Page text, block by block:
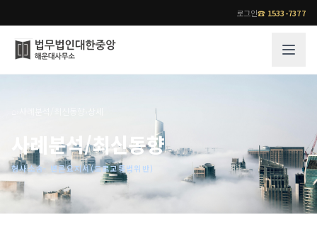
로그인☎ 1533-7377
오시는 길
통합검색
기업 인사이트
사례분석/최신동향
법률지식인
사례분석/최신동향
형사소송- 변론요지서(도로교통법위반)